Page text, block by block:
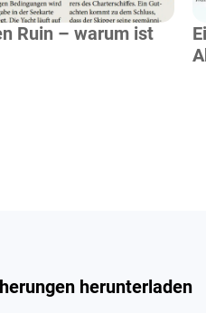
Ruin – warum ist
herunterladen